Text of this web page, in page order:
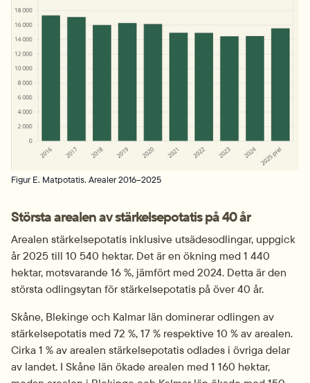
Figur E. Matpotatis. Arealer 2016–2025
Största arealen av stärkelsepotatis på 40 år
Arealen stärkelsepotatis inklusive utsädesodlingar, uppgick
år 2025 till 10 540 hektar. Det är en ökning med 1 440
hektar, motsvarande 16 %, jämfört med 2024. Detta är den
största odlingsytan för stärkelsepotatis på över 40 år.
Skåne, Blekinge och Kalmar län dominerar odlingen av
stärkelsepotatis med 72 %, 17 % respektive 10 % av arealen.
Cirka 1 % av arealen stärkelsepotatis odlades i övriga delar
av landet. I Skåne län ökade arealen med 1 160 hektar,